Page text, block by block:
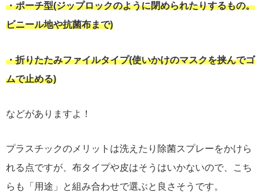
・ポーチ型(ジップロックのように閉められたりするもの。
ビニール地や抗菌布まで)
・折りたたみファイルタイプ(使いかけのマスクを挟んでゴ
ムで止める)
などがありますよ！
プラスチックのメリットは洗えたり除菌スプレーをかけら
れる点ですが、布タイプや皮はそうはいかないので、こち
らも「用途」と組み合わせで選ぶと良さそうです。